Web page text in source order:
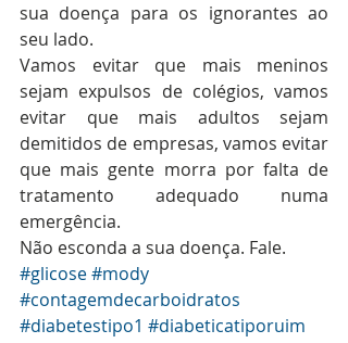
sua doença para os ignorantes ao
seu lado.
Vamos evitar que mais meninos
sejam expulsos de colégios, vamos
evitar que mais adultos sejam
demitidos de empresas, vamos evitar
que mais gente morra por falta de
tratamento adequado numa
emergência.
Não esconda a sua doença. Fale.
#glicose#mody
#contagemdecarboidratos
#diabetestipo1 #diabeticatiporuim